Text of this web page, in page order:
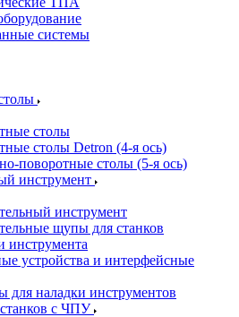
системы
столы
столы Detron (4-я ось)
поворотные столы (5-я ось)
инструмент
инструмент
щупы для станков
инструмента
устройства и интерфейсные
для наладки инструментов
с ЧПУ